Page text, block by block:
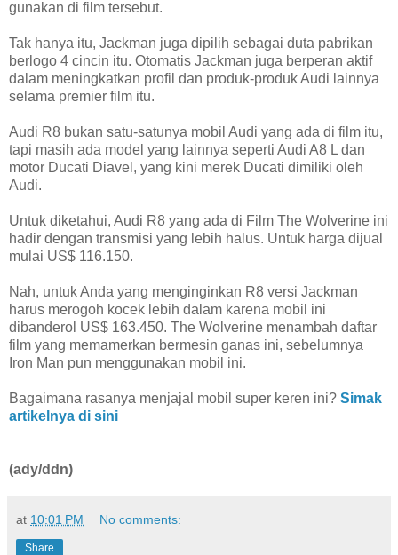
gunakan di film tersebut.
Tak hanya itu, Jackman juga dipilih sebagai duta pabrikan
berlogo 4 cincin itu. Otomatis Jackman juga berperan aktif
dalam meningkatkan profil dan produk-produk Audi lainnya
selama premier film itu.
Audi R8 bukan satu-satunya mobil Audi yang ada di film itu,
tapi masih ada model yang lainnya seperti Audi A8 L dan
motor Ducati Diavel, yang kini merek Ducati dimiliki oleh
Audi.
Untuk diketahui, Audi R8 yang ada di Film The Wolverine ini
hadir dengan transmisi yang lebih halus. Untuk harga dijual
mulai US$ 116.150.
Nah, untuk Anda yang menginginkan R8 versi Jackman
harus merogoh kocek lebih dalam karena mobil ini
dibanderol US$ 163.450. The Wolverine menambah daftar
film yang memamerkan bermesin ganas ini, sebelumnya
Iron Man pun menggunakan mobil ini.
Bagaimana rasanya menjajal mobil super keren ini? Simak
artikelnya di sini
(ady/ddn)
at 10:01 PM No comments:
Share